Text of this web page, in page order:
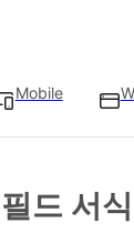
Mobile
필드 서